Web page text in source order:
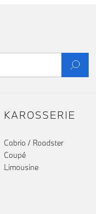
KAROSSERIE
Cabrio / Roadster
Coupé
Limousine